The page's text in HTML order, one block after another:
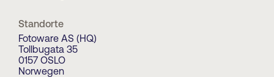
Standorte
Fotoware AS (HQ)
Tollbugata 35
0157 OSLO
Norwegen